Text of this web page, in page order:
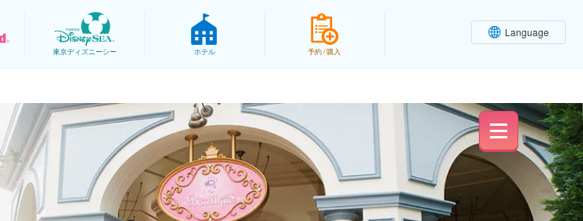
Language
東京ディズニーシー ホテル 予約 / 購入